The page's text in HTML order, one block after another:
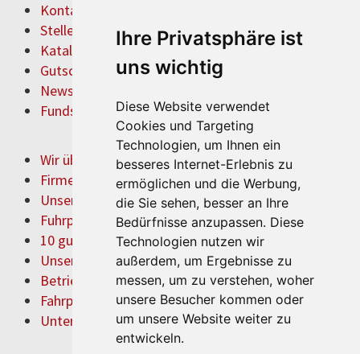
Ihre Privatsphäre ist
uns wichtig
Diese Website verwendet
Cookies und Targeting
Technologien, um Ihnen ein
besseres Internet-Erlebnis zu
ermöglichen und die Werbung,
die Sie sehen, besser an Ihre
Bedürfnisse anzupassen. Diese
Technologien nutzen wir
außerdem, um Ergebnisse zu
messen, um zu verstehen, woher
unsere Besucher kommen oder
um unsere Website weiter zu
entwickeln.
Kontakt & Anfahrt
Stellenangebote
Katalog anfordern
Gutschein bestellen
Newsletter
Fundsachen
Wir über uns
Firmenchronik
Unser Team
Fuhrpark
10 gute Gründe
Unsere Partner
Betriebshof
Fahrpersonal
Unternehmensvideo